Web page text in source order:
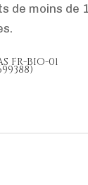
de moins de
BIO-01